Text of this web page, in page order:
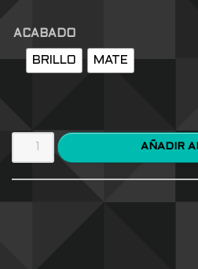
ACABADO
BRILLO MATE